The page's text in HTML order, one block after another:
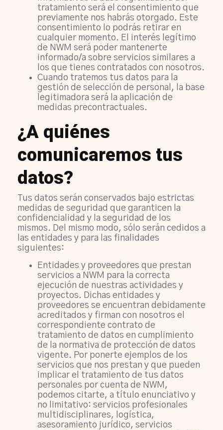
tratamiento será el consentimiento que
previamente nos habrás otorgado. Este
consentimiento lo podrás retirar en
cualquier momento. El interés legítimo
de NWM será poder mantenerte
informado/a sobre servicios similares a
los que tienes contratados con nosotros.
Cuando tratemos tus datos para la
gestión de selección de personal, la base
legitimadora será la aplicación de
medidas precontractuales.
¿A quiénes
comunicaremos tus
datos?
Tus datos serán conservados bajo estrictas
medidas de seguridad que garanticen la
confidencialidad y la seguridad de los
mismos. Del mismo modo, sólo serán cedidos a
las entidades y para las finalidades
siguientes:
Entidades y proveedores que prestan
servicios a NWM para la correcta
ejecución de nuestras actividades y
proyectos. Dichas entidades y
proveedores se encuentran debidamente
acreditados y firman con nosotros el
correspondiente contrato de
tratamiento de datos en cumplimiento
de la normativa de protección de datos
vigente. Por ponerte ejemplos de los
servicios que nos prestan y que pueden
implicar el tratamiento de tus datos
personales por cuenta de NWM,
podemos citarte, a título enunciativo y
no limitativo: servicios profesionales
multidisciplinares, logística,
asesoramiento jurídico, servicios